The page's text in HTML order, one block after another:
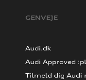
GENVEJE
Audi.dk
Audi Approved
Tilmeld dig Audi